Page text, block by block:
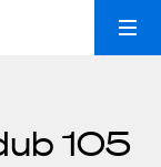
105